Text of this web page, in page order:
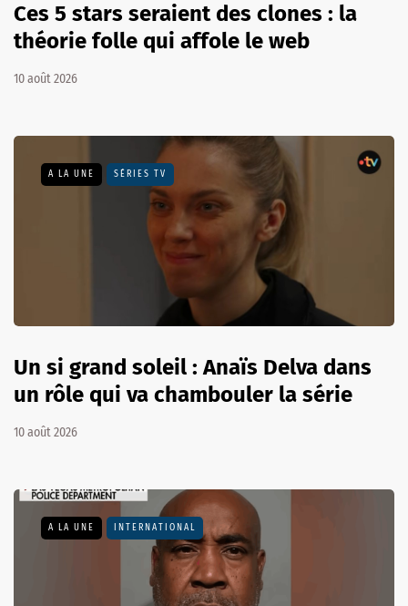
Ces 5 stars seraient des clones : la
théorie folle qui affole le web
10 août 2026
A LA UNE SÉRIES TV
Un si grand soleil : Anaïs Delva dans
un rôle qui va chambouler la série
10 août 2026
A LA UNE INTERNATIONAL